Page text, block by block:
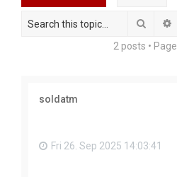
Search
2 posts • Page
soldatm
Fri 26. Sep 2025 14:03:41